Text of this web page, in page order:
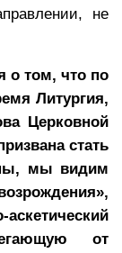
не
о том, что по
Литургия,
Церковной
стать
мы видим
от